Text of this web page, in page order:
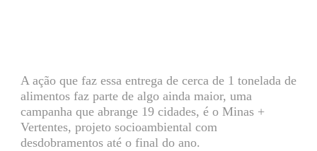
A ação que faz essa entrega de cerca de 1 tonelada de
alimentos faz parte de algo ainda maior, uma
campanha que abrange 19 cidades, é o Minas +
Vertentes, projeto socioambiental com
desdobramentos até o final do ano.